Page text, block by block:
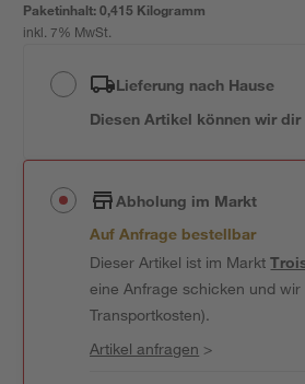
Paketinhalt:0,415 Kilogramm
inkl. 7% MwSt.
Lieferung nach Hause
Diesen Artikel können wir
Abholung im Markt
Auf Anfrage bestellbar
Dieser Artikel ist im Markt
eine Anfrage schicken und
Transportkosten).
Artikel anfragen >